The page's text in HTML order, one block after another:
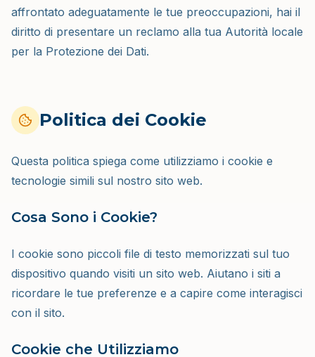
affrontato adeguatamente le tue preoccupazioni, hai il
diritto di presentare un reclamo alla tua Autorità locale
per la Protezione dei Dati.
Politica dei Cookie
Questa politica spiega come utilizziamo i cookie e
tecnologie simili sul nostro sito web.
Cosa Sono i Cookie?
I cookie sono piccoli file di testo memorizzati sul tuo
dispositivo quando visiti un sito web. Aiutano i siti a
ricordare le tue preferenze e a capire come interagisci
con il sito.
Cookie che Utilizziamo